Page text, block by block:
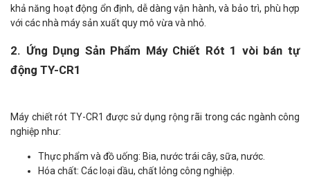
khả năng hoạt động ổn định, dễ dàng vận hành, và bảo trì, phù hợp
với các nhà máy sản xuất quy mô vừa và nhỏ.
2. Ứng Dụng Sản Phẩm Máy Chiết Rót 1 vòi bán tự
động TY-CR1
Máy chiết rót TY-CR1 được sử dụng rộng rãi trong các ngành công
nghiệp như:
Thực phẩm và đồ uống: Bia, nước trái cây, sữa, nước.
Hóa chất: Các loại dầu, chất lỏng công nghiệp.